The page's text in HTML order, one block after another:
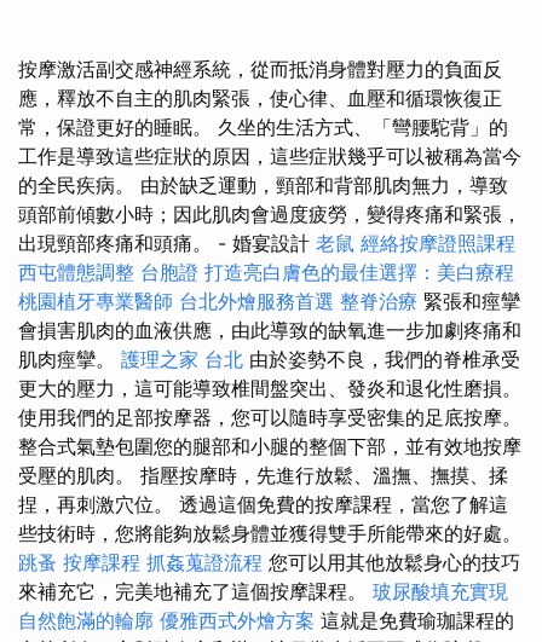
按摩激活副交感神經系統，從而抵消身體對壓力的負面反
應，釋放不自主的肌肉緊張，使心律、血壓和循環恢復正
常，保證更好的睡眠。 久坐的生活方式、「彎腰駝背」的
工作是導致這些症狀的原因，這些症狀幾乎可以被稱為當今
的全民疾病。 由於缺乏運動，頸部和背部肌肉無力，導致
頭部前傾數小時；因此肌肉會過度疲勞，變得疼痛和緊張，
出現頸部疼痛和頭痛。 - 婚宴設計 老鼠 經絡按摩證照課程
西屯體態調整 台胞證 打造亮白膚色的最佳選擇：美白療程
桃園植牙專業醫師 台北外燴服務首選 整脊治療 緊張和痙攣
會損害肌肉的血液供應，由此導致的缺氧進一步加劇疼痛和
肌肉痙攣。 護理之家 台北 由於姿勢不良，我們的脊椎承受
更大的壓力，這可能導致椎間盤突出、發炎和退化性磨損。
使用我們的足部按摩器，您可以隨時享受密集的足底按摩。
整合式氣墊包圍您的腿部和小腿的整個下部，並有效地按摩
受壓的肌肉。 指壓按摩時，先進行放鬆、溫撫、撫摸、揉
捏，再刺激穴位。 透過這個免費的按摩課程，當您了解這
些技術時，您將能夠放鬆身體並獲得雙手所能帶來的好處。
跳蚤 按摩課程 抓姦蒐證流程 您可以用其他放鬆身心的技巧
來補充它，完美地補充了這個按摩課程。 玻尿酸填充實現
自然飽滿的輪廓 優雅西式外燴方案 這就是免費瑜珈課程的